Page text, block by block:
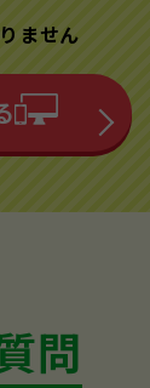
ません
問